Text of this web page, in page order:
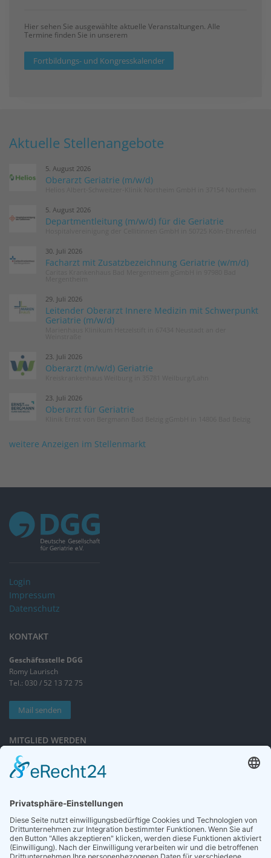
Hier sehen Sie ausgewählte aktuelle Veranstaltungen. Alle
Termine finden Sie in unserem
Fortbildungs- und Kongresskalender
Aktuelle Stellenangebote
5. August 2026
Oberarzt Geriatrie (m/w/d)
5. August 2026
Departmentleitung (m/w/d) für die Geriatrie
30. Juli 2026
Facharzt mit Zusatzbezeichnung Geriatrie (w/m/d)
29. Juli 2026
Leitender Oberarzt Innere Medizin mit Schwerpunkt
Geriatrie (m/w/d)
23. Juli 2026
Oberarzt (m/w/d) Geriatrie
23. Juli 2026
Oberarzt für Geriatrie
weitere Anzeigen im Stellenmarkt
Login
Impressum
Datenschutz
KONTAKT
Geschäftsstelle DGG
Romy Laurisch
Tel.: 030 / 52 13 72 75
Mail senden
MITGLIED WERDEN
Sieben gute Gründe
für Ihre Mitgliedschaft
NEWSLETTER